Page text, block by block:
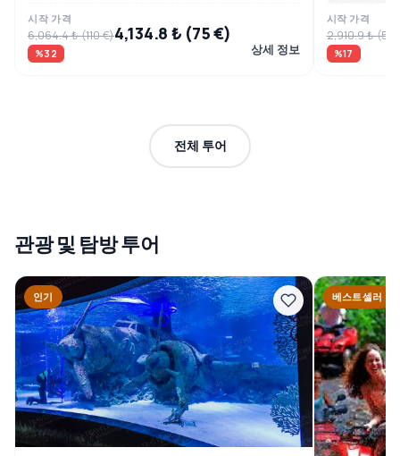
시작 가격
6,064.4 ₺ (110 €)4,134.8 ₺ (75 €)
%32 상세 정보
시작 가격
2,910.9 ₺ (53
%17
전체 투어
관광 및 탐방 투어
인기 베스트셀러